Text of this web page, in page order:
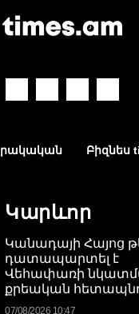
Բիզնես
Կարևոր
Կանադայի Հայոց
դատապարտել է
Վեհափառի
քրեական
07/08/2026 10:47